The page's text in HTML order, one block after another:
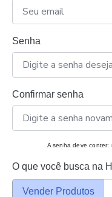
Senha
Confirmar senha
A senha deve conter:
O que você busca na
Vender Produtos